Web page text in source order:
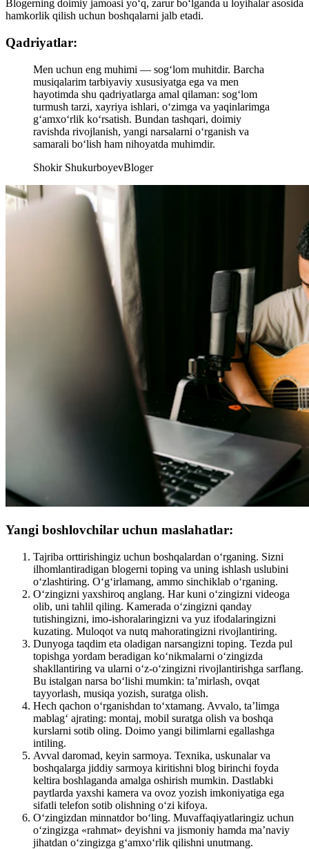
Blogerning doimiy jamoasi yo‘q, zarur bo‘lganda u loyihalar asosida
hamkorlik qilish uchun boshqalarni jalb etadi.
Qadriyatlar:
Men uchun eng muhimi — sog‘lom muhitdir. Barcha
musiqalarim tarbiyaviy xususiyatga ega va men
hayotimda shu qadriyatlarga amal qilaman: sog‘lom
turmush tarzi, xayriya ishlari, o‘zimga va yaqinlarimga
g‘amxo‘rlik ko‘rsatish. Bundan tashqari, doimiy
ravishda rivojlanish, yangi narsalarni o‘rganish va
samarali bo‘lish ham nihoyatda muhimdir.
Shokir ShukurboyevBloger
Yangi boshlovchilar uchun maslahatlar:
Tajriba orttirishingiz uchun boshqalardan o‘rganing. Sizni
ilhomlantiradigan blogerni toping va uning ishlash uslubini
o‘zlashtiring. O‘g‘irlamang, ammo sinchiklab o‘rganing.
O‘zingizni yaxshiroq anglang. Har kuni o‘zingizni videoga
olib, uni tahlil qiling. Kamerada o‘zingizni qanday
tutishingizni, imo-ishoralaringizni va yuz ifodalaringizni
kuzating. Muloqot va nutq mahoratingizni rivojlantiring.
Dunyoga taqdim eta oladigan narsangizni toping. Tezda pul
topishga yordam beradigan ko‘nikmalarni o‘zingizda
shakllantiring va ularni o‘z-o‘zingizni rivojlantirishga sarflang.
Bu istalgan narsa bo‘lishi mumkin: ta’mirlash, ovqat
tayyorlash, musiqa yozish, suratga olish.
Hech qachon o‘rganishdan to‘xtamang. Avvalo, ta’limga
mablag‘ ajrating: montaj, mobil suratga olish va boshqa
kurslarni sotib oling. Doimo yangi bilimlarni egallashga
intiling.
Avval daromad, keyin sarmoya. Texnika, uskunalar va
boshqalarga jiddiy sarmoya kiritishni blog birinchi foyda
keltira boshlaganda amalga oshirish mumkin. Dastlabki
paytlarda yaxshi kamera va ovoz yozish imkoniyatiga ega
sifatli telefon sotib olishning o‘zi kifoya.
O‘zingizdan minnatdor bo‘ling. Muvaffaqiyatlaringiz uchun
o‘zingizga «rahmat» deyishni va jismoniy hamda ma’naviy
jihatdan o‘zingizga g‘amxo‘rlik qilishni unutmang.